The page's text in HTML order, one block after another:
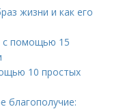
жизни и как его
с помощью 15
10 простых
благополучие: